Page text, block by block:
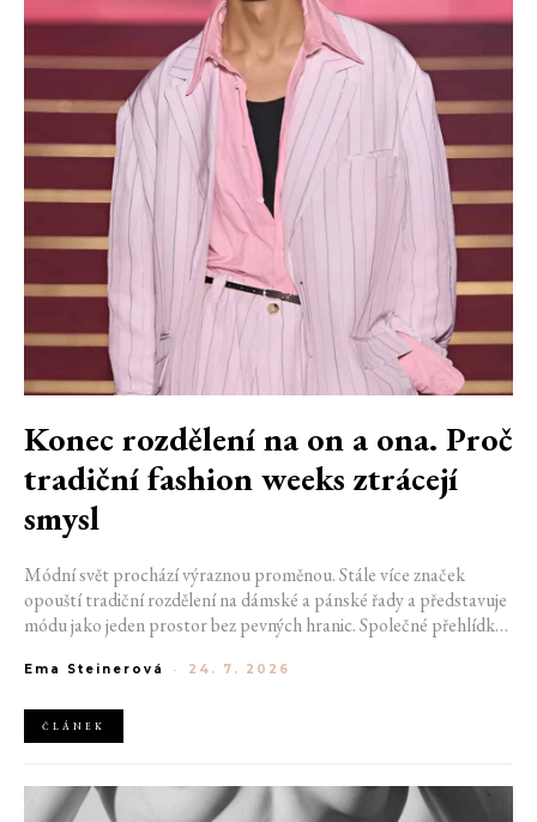
Konec rozdělení na on a ona. Proč
tradiční fashion weeks ztrácejí
smysl
Módní svět prochází výraznou proměnou. Stále více značek
opouští tradiční rozdělení na dámské a pánské řady a představuje
módu jako jeden prostor bez pevných hranic. Společné přehlídky,
klasické týdny módy mohou brzy vypadat úplně jinak.
Ema Steinerová - 24. 7. 2026
ČLÁNEK